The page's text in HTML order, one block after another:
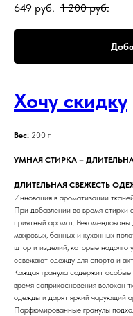
649 руб. 1 200 руб.
Хочу скидку
Вес: 200 г
УМНАЯ СТИРКА –
ДЛИТЕЛЬНАЯ СВЕЖЕСТЬ
Инновация в ароматизации
При добавлении во время стирки
приятный аромат. Рекомендованы
махровых, банных и кухонных
штор и изделий, которые
освежают одежду для спорта и
Каждая гранула содержит
время соприкосновения волокон
одежды и дарят яркий чарующий
Парфюмированные гранулы